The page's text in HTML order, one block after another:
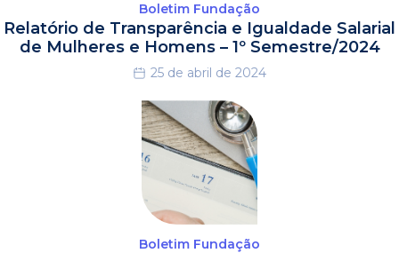
Boletim Fundação
Relatório de Transparência e Igualdade Salarial
de Mulheres e Homens – 1º Semestre/2024
25 de abril de 2024
Boletim Fundação